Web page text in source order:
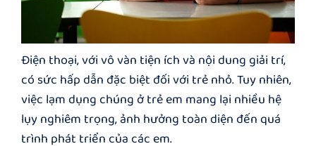
Điện thoại, với vô vàn tiện ích và nội dung giải trí,
có sức hấp dẫn đặc biệt đối với trẻ nhỏ. Tuy nhiên,
việc lạm dụng chúng ở trẻ em mang lại nhiều hệ
lụy nghiêm trọng, ảnh hưởng toàn diện đến quá
trình phát triển của các em.